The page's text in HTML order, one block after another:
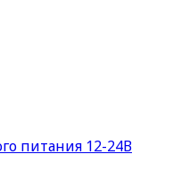
питания 12-24В